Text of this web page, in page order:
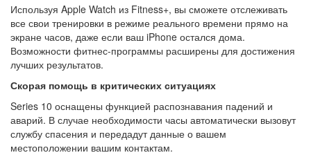
Используя Apple Watch из Fitness+, вы сможете отслеживать
все свои тренировки в режиме реального времени прямо на
экране часов, даже если ваш iPhone остался дома.
Возможности фитнес-программы расширены для достижения
лучших результатов.
Скорая помощь в критических ситуациях
Series 10 оснащены функцией распознавания падений и
аварий. В случае необходимости часы автоматически вызовут
службу спасения и передадут данные о вашем
местоположении вашим контактам.